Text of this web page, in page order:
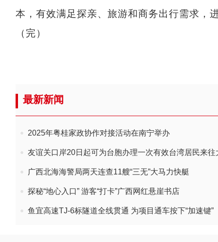
本，有效满足探亲、旅游和商务出行需求，
（完）
最新新闻
2025年粤桂家政协作对接活动在南宁举办
友谊关口岸20日起可为台胞办理一次有效台湾居民来往
广西北海海警局两天连查11艘“三无”大马力快艇
探秘“地心入口” 游客“打卡”广西网红悬崖书店
鱼宜高速TJ-6标隧道全线贯通 为项目通车按下“加速键”